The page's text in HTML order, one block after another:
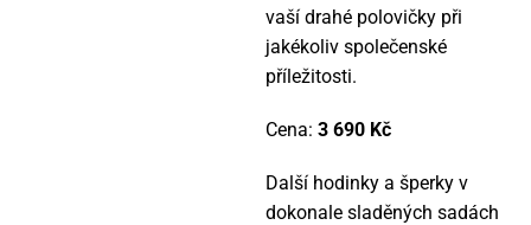
vaší drahé polovičky při
jakékoliv společenské
příležitosti.
Cena: 3 690 Kč
Další hodinky a šperky v
dokonale sladěných sadách